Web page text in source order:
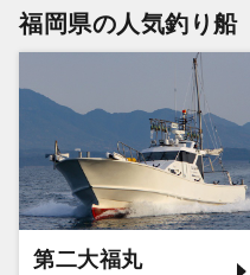
福岡県の人気釣り船
第二大福丸